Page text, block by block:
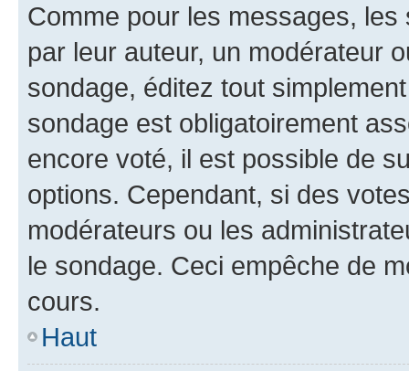
Comme pour les messages,
par leur auteur, un modérateur
sondage, éditez tout
sondage est obligatoirement
encore voté, il est possible de
options. Cependant, si des
modérateurs ou les
le sondage. Ceci empêche de
cours.
Haut